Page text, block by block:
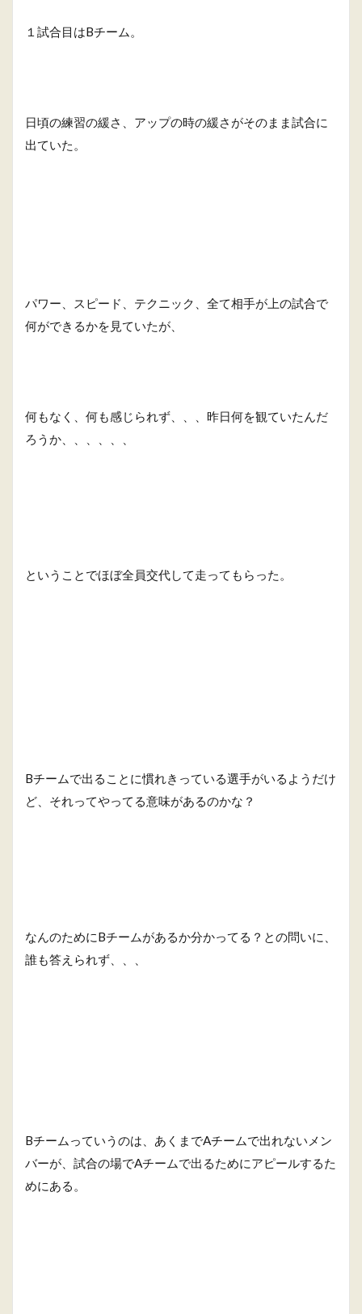
１試合目はBチーム。
日頃の練習の緩さ、アップの時の緩さがそのまま試合に
出ていた。
パワー、スピード、テクニック、全て相手が上の試合で
何ができるかを見ていたが、
何もなく、何も感じられず、、、昨日何を観ていたんだ
ろうか、、、、、、
ということでほぼ全員交代して走ってもらった。
Bチームで出ることに慣れきっている選手がいるようだけ
ど、それってやってる意味があるのかな？
なんのためにBチームがあるか分かってる？との問いに、
誰も答えられず、、、
Bチームっていうのは、あくまでAチームで出れないメン
バーが、試合の場でAチームで出るためにアピールするた
めにある。